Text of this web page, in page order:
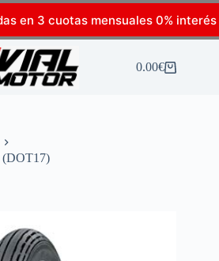
en 3 cuotas mensuales 0% interés
0.00€
(DOT17)